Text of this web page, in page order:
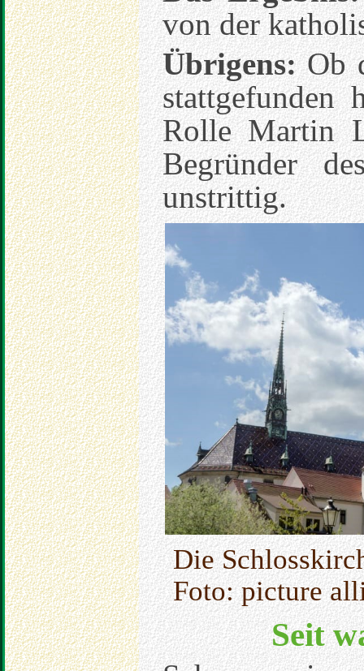
von der
Übrigens:Ob
stattgefunden
Rolle Martin
Begründer
unstrittig.
Die
Foto: picture
Seit